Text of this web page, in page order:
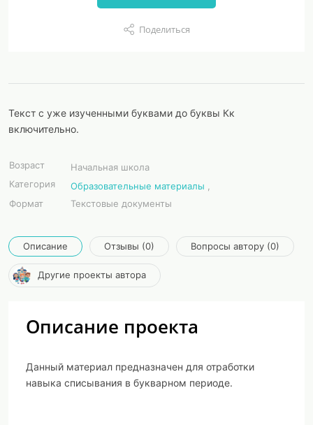
Поделиться
Текст с уже изученными буквами до буквы Кк
включительно.
Возраст
Начальная школа
Категория
Образовательные материалы
Формат
Текстовые документы
Описание Отзывы (0) Вопросы автору (0)
Другие проекты автора
Описание проекта
Данный материал предназначен для отработки
навыка списывания в букварном периоде.